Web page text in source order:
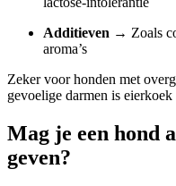
Additieven → Zoals
aroma’s
Zeker voor honden met
gevoelige darmen is eierkoek
Mag je een hond
geven?